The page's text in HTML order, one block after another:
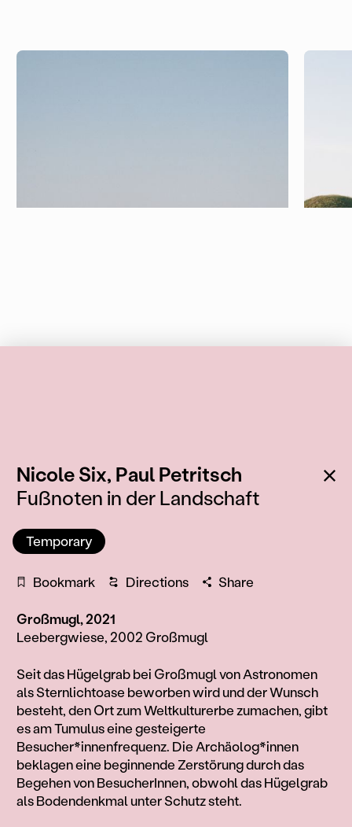
Nicole Six, Paul Petritsch:
Fußnoten in der Landschaft
Temporary
Bookmark Directions Share
Großmugl, 2021
Leebergwiese, 2002 Großmugl
Information
Seit das Hügelgrab bei Großmugl von Astronomen
als Sternlichtoase beworben wird und der Wunsch
besteht, den Ort zum Weltkulturerbe zumachen, gibt
es am Tumulus eine gesteigerte
Besucher*innenfrequenz. Die Archäolog*innen
beklagen eine beginnende Zerstörung durch das
Begehen von BesucherInnen, obwohl das Hügelgrab
als Bodendenkmal unter Schutz steht.